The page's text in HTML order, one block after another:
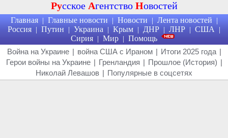
Русское Агентство Новостей
Главная | Главные новости | Новости | Лента новостей |
Россия | Путин | Украина | Крым | ДНР | ЛНР | США |
Сирия | Мир | Помощь
Война на Украине | война США с Ираном | Итоги 2025 года |
Герои войны на Украине | Гренландия | Прошлое (История) |
Николай Левашов | Популярные в соцсетях